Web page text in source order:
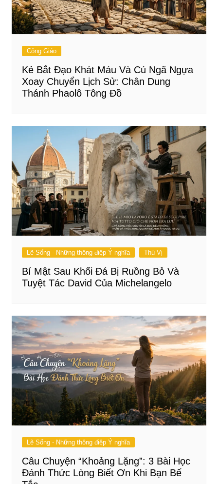
Công Giáo
Kẻ Bắt Đạo Khát Máu Và Cú Ngã Ngựa
Xoay Chuyển Lịch Sử: Chân Dung
Thánh Phaolô Tông Đồ
Lẽ Sống - Những thông điệp Ý nghĩa Thú Vị
Bí Mật Sau Khối Đá Bị Ruồng Bỏ Và
Tuyệt Tác David Của Michelangelo
Lẽ Sống - Những thông điệp Ý nghĩa
Câu Chuyện “Khoảng Lặng”: 3 Bài Học
Đánh Thức Lòng Biết Ơn Khi Bạn Bế